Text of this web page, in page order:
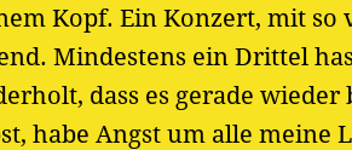
Kopf. Ein Konzert, mit so
Mindestens ein Drittel
dass es gerade
habe Angst um alle meine